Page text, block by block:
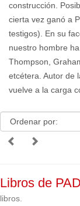
construcción.
cierta vez ganó a
testigos). En su
nuestro hombre
Thompson,
etcétera. Autor de
vuelve a la carga
Libros de
libros.